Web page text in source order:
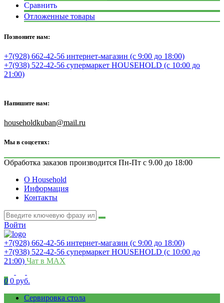
Сравнить
Отложенные товары
Позвоните нам:
+7(928) 662-42-56 интернет-магазин (с 9:00 до 18:00)
+7(938) 522-42-56 супермаркет HOUSEHOLD (с 10:00 до
21:00)
Напишите нам:
householdkuban@mail.ru
Мы в соцсетях:
Обработка заказов производится Пн-Пт с 9.00 до 18:00
О Household
Информация
Контакты
Войти
+7(928) 662-42-56 интернет-магазин (с 9:00 до 18:00)
+7(938) 522-42-56 супермаркет HOUSEHOLD (с 10:00 до
21:00) Чат в MAX
0 0 руб.
Сервировка стола